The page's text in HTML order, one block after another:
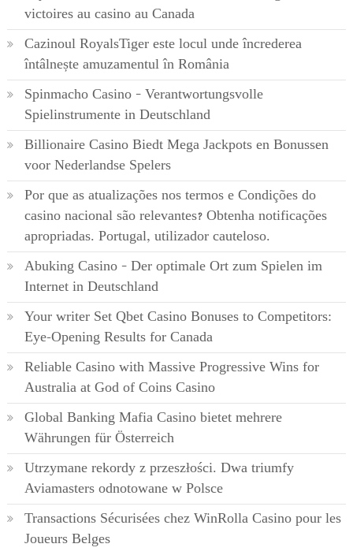
victoires au casino au Canada
Cazinoul RoyalsTiger este locul unde încrederea
întâlnește amuzamentul în România
Spinmacho Casino – Verantwortungsvolle
Spielinstrumente in Deutschland
Billionaire Casino Biedt Mega Jackpots en Bonussen
voor Nederlandse Spelers
Por que as atualizações nos termos e Condições do
casino nacional são relevantes? Obtenha notificações
apropriadas. Portugal, utilizador cauteloso.
Abuking Casino – Der optimale Ort zum Spielen im
Internet in Deutschland
Your writer Set Qbet Casino Bonuses to Competitors:
Eye-Opening Results for Canada
Reliable Casino with Massive Progressive Wins for
Australia at God of Coins Casino
Global Banking Mafia Casino bietet mehrere
Währungen für Österreich
Utrzymane rekordy z przeszłości. Dwa triumfy
Aviamasters odnotowane w Polsce
Transactions Sécurisées chez WinRolla Casino pour les
Joueurs Belges